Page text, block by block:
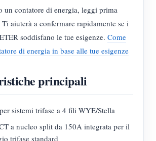
energetico della fabbrica
tutorial
contributori
IAMMETER
FV
un contatore di energia, leggi prima
aiuterà a confermare rapidamente se i
soddisfano le tue esigenze. Come
di energia in base alle tue esigenze
principali
sistemi trifase a 4 fili WYE/Stella
a nucleo split da 150A integrata per il
trifase standard